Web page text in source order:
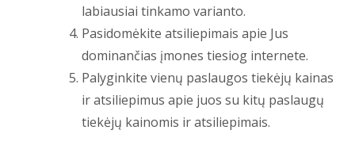
labiausiai tinkamo varianto.
Pasidomėkite atsiliepimais apie Jus
dominančias įmones tiesiog internete.
Palyginkite vienų paslaugos tiekėjų kainas
ir atsiliepimus apie juos su kitų paslaugų
tiekėjų kainomis ir atsiliepimais.